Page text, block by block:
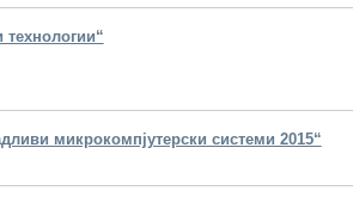
микрокомпјутерски системи 2015“